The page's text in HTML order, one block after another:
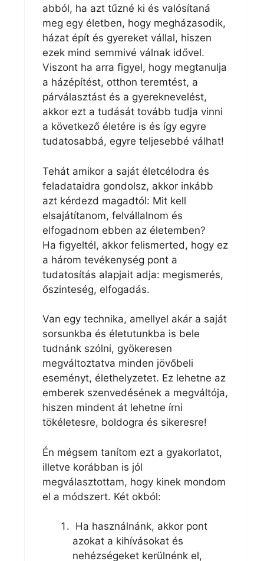
abból, ha azt tűzné ki és valósítaná
meg egy életben, hogy megházasodik,
házat épít és gyereket vállal, hiszen
ezek mind semmivé válnak idővel.
Viszont ha arra figyel, hogy megtanulja
a házépítést, otthon teremtést, a
párválasztást és a gyereknevelést,
akkor ezt a tudását tovább tudja vinni
a következő életére is és így egyre
tudatosabbá, egyre teljesebbé válhat!
Tehát amikor a saját életcélodra és
feladataidra gondolsz, akkor inkább
azt kérdezd magadtól: Mit kell
elsajátítanom, felvállalnom és
elfogadnom ebben az életemben?
Ha figyeltél, akkor felismerted, hogy ez
a három tevékenység pont a
tudatosítás alapjait adja: megismerés,
őszinteség, elfogadás.
Van egy technika, amellyel akár a saját
sorsunkba és életutunkba is bele
tudnánk szólni, gyökeresen
megváltoztatva minden jövőbeli
eseményt, élethelyzetet. Ez lehetne az
emberek szenvedésének a megváltója,
hiszen mindent át lehetne írni
tökéletesre, boldogra és sikeresre!
Én mégsem tanítom ezt a gyakorlatot,
illetve korábban is jól
megválasztottam, hogy kinek mondom
el a módszert. Két okból:
Ha használnánk, akkor pont
azokat a kihívásokat és
nehézségeket kerülnénk el,